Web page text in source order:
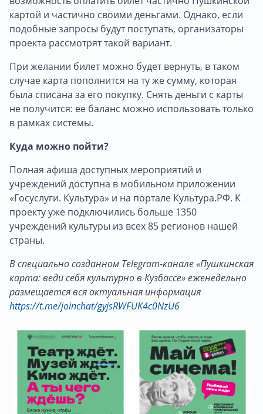
картой и частично своими деньгами. Однако, если
подобные запросы будут поступать, организаторы
проекта рассмотрят такой вариант.
При желании билет можно будет вернуть, в таком
случае карта пополнится на ту же сумму, которая
была списана за его покупку. Снять деньги с карты
не получится: ее баланс можно использовать только
в рамках системы.
Куда можно пойти?
Полная афиша доступных мероприятий и
учреждений доступна в мобильном приложении
«Госуслуги. Культура» и на портале Культура.РФ. К
проекту уже подключились больше 1350
учреждений культуры из всех 85 регионов нашей
страны.
В специально созданном Telegram-канале «Пушкинская
карта: веди себя культурно в Кузбассе» еженедельно
размещается вся актуальная информация
https://t.me/joinchat/gyjsRWFUK4c0NzU6